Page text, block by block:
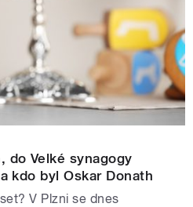
do Velké synagogy
kdo byl Oskar Donath
V Plzni se dnes